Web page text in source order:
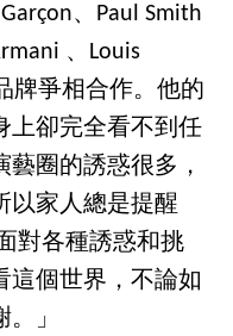
、Paul Smith
、Louis
牌爭相合作。他的
上卻完全看不到任
圈的誘惑很多，
以家人總是提醒
對各種誘惑和挑
這個世界，不論如
」